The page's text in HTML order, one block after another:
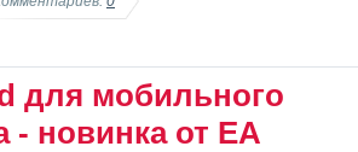
для мобильного
- новинка от EA